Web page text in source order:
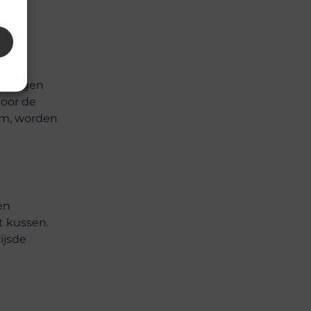
tegen
de
worden
kussen.